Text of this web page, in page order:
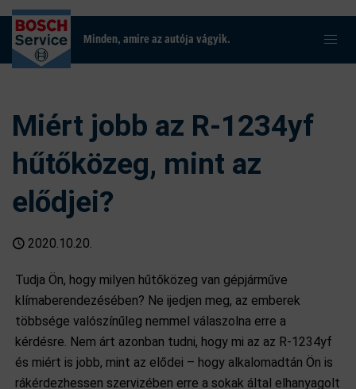
Minden, amire az autója vágyik.
Miért jobb az R-1234yf
hűtőközeg, mint az
elődjei?
2020.10.20.
Tudja Ön, hogy milyen hűtőközeg van gépjárműve
klímaberendezésében? Ne ijedjen meg, az emberek
többsége valószínűleg nemmel válaszolna erre a
kérdésre. Nem árt azonban tudni, hogy mi az az R-1234yf
és miért is jobb, mint az elődei – hogy alkalomadtán Ön is
rákérdezhessen szervizében erre a sokak által elhanyagolt